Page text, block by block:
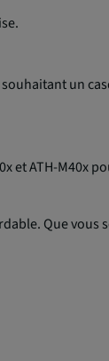
un
et ATH-
Que